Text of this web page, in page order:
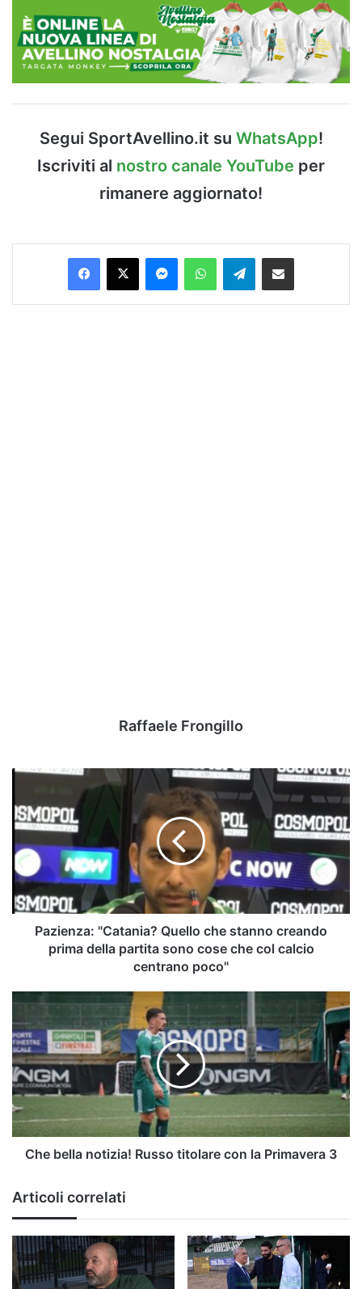
Segui SportAvellino.it su WhatsApp!
Iscriviti al nostro canale YouTube per
rimanere aggiornato!
Facebook
X MessengerWhatsAppTelegramCondividi via Email
Raffaele Frongillo
Pazienza:
Quello
che
stanno
creando
prima
della
partita
sono
calcio
poco"
Pazienza: "Catania? Quello che stanno creando
prima della partita sono cose che col calcio
centrano poco"
notizia!
Russo
titolare
con
la
Primavera
3
Che bella notizia! Russo titolare con la Primavera 3
Articoli correlati